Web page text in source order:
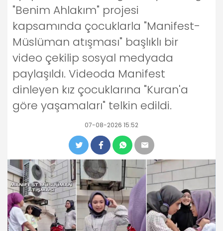
"Benim Ahlakım" projesi
kapsamında çocuklarla "Manifest-
Müslüman atışması" başlıklı bir
video çekilip sosyal medyada
paylaşıldı. Videoda Manifest
dinleyen kız çocuklarına "Kuran'a
göre yaşamaları" telkin edildi.
07-08-2026 15:52